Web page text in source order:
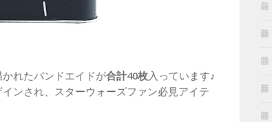
れたバンドエイドが合計40枚入っています♪
インされ、スターウォーズファン必見アイテ